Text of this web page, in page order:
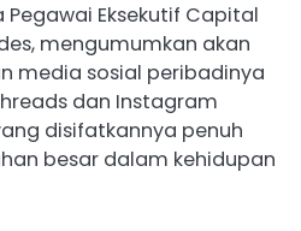
Pegawai Eksekutif Capital
mengumumkan akan
media sosial peribadinya
dan Instagram
disifatkannya penuh
besar dalam kehidupan